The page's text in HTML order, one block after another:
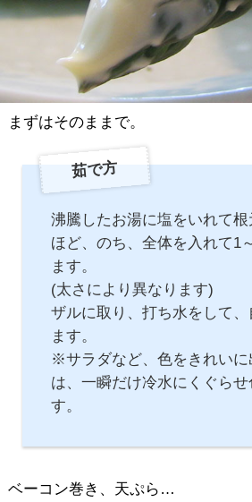
まずはそのままで。
茹で方
沸騰したお湯に塩をいれて
ほど、のち、全体を入れて1
ます。
(太さにより異なります)
ザルに取り、打ち水をして
ます。
※サラダなど、色をきれいに
は、一瞬だけ冷水にくぐらせ
す。
ベーコン巻き、天ぷら…